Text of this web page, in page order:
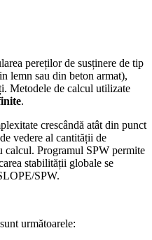
pereților de susținere de tip
lemn sau din beton armat),
Metodele de calcul utilizate
.
crescândă atât din punct
vedere al cantității de
calcul. Programul SPW permite
stabilității globale se
SPW.
următoarele: